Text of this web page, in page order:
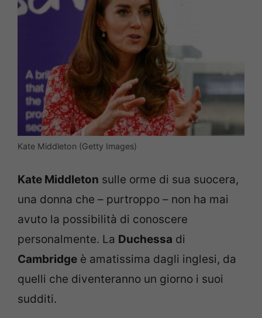
Kate Middleton (Getty Images)
Kate Middleton sulle orme di sua suocera,
una donna che – purtroppo – non ha mai
avuto la possibilità di conoscere
personalmente. La Duchessa di
Cambridge è amatissima dagli inglesi, da
quelli che diventeranno un giorno i suoi
sudditi.